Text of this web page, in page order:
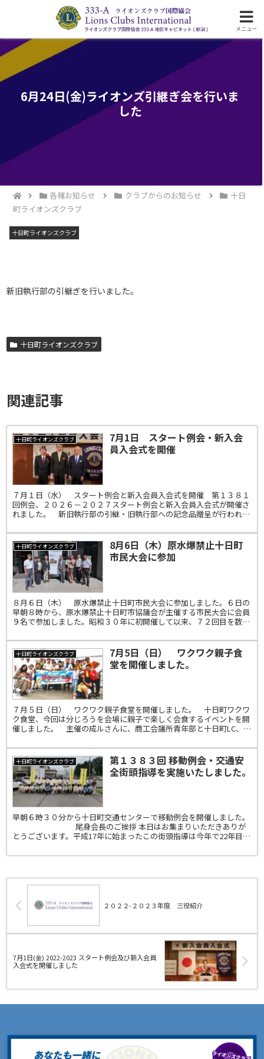
ライオンズクラブ国際協会333-A地区の活動
6月24日(金)ライオンズ引継ぎ会を行いま
した
各種お知らせ クラブからのお知らせ
十日
町ライオンズクラブ
十日町ライオンズクラブ
新旧執行部の引継ぎを行いました。
十日町ライオンズクラブ
関連記事
十日町ライオンズクラブ
7月1日 スタート例会・新入会
員入会式を開催
７月１日（水） スタート例会と新入会員入会式を開催 第１３８１
回例会、２０２６－２０２７スタート例会と新入会員入会式が開催さ
れました。 新旧執行部の引継・旧執行部への記念品贈呈が行われ、
十日町ライオンズクラブ
8月6日（木）原水爆禁止十日町
市民大会に参加
８月６日（木） 原水爆禁止十日町市民大会に参加しました。６日の
早朝８時から、原水爆禁止十日町市協議会が主催する市民大会に会員
９名で参加しました。昭和３０年に初開催して以来、７２回目を数え
十日町ライオンズクラブ
7月5日（日） ワクワク親子食
堂を開催しました。
７月５日（日） ワクワク親子食堂を開催しました。 十日町ワクワ
ク食堂、今回は分じろうを会場に親子で楽しく会食するイベントを開
催しました。 主催の成ルさんに、商工会議所青年部と十日町LC、つ
十日町ライオンズクラブ
第１３８３回 移動例会・交通安
全街頭指導を実施いたしました。
早朝６時３０分から十日町交通センターで移動例会を開催しました。
尾身会長のご挨拶 本日はお集まりいただきありが
とうございます。平成17年に始まったこの街頭指導は今年で22年目を
２０２２-２０２３年度 三役紹介
7月1日(金) 2022-2023 スタート例会及び新入会員
入会式を開催しました
メニュー